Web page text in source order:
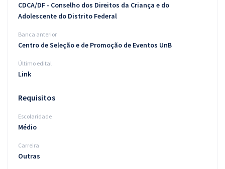
Atendimento
CDCA/DF - Conselho dos Direitos da Criança e do
Adolescente do Distrito Federal
Banca anterior
Centro de Seleção e de Promoção de Eventos UnB
Último edital
Link
Requisitos
Escolaridade
Médio
Carreira
Outras